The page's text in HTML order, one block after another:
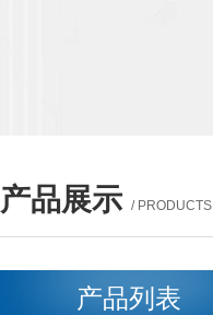
产品展示 / PRODUCTS
产品列表